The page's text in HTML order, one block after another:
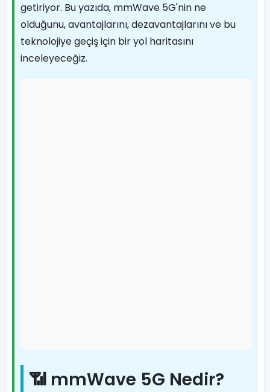
getiriyor. Bu yazıda, mmWave 5G'nin ne
olduğunu, avantajlarını, dezavantajlarını ve bu
teknolojiye geçiş için bir yol haritasını
inceleyeceğiz.
📶 mmWave 5G Nedir?